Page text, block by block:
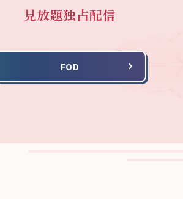
見放題独占配信
FOD